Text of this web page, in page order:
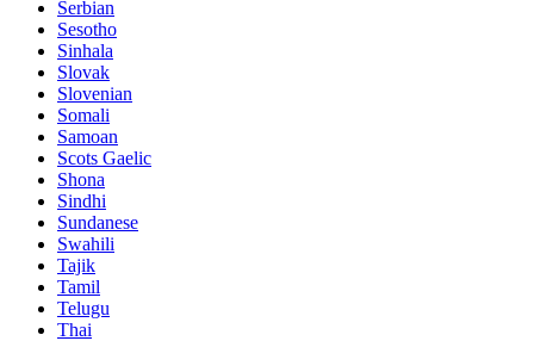
Serbian
Sesotho
Sinhala
Slovak
Slovenian
Somali
Samoan
Scots Gaelic
Shona
Sindhi
Sundanese
Swahili
Tajik
Tamil
Telugu
Thai